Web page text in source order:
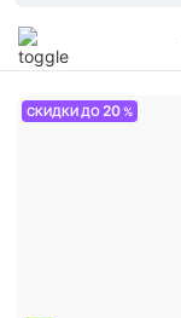
СКИДКИ ДО20 %